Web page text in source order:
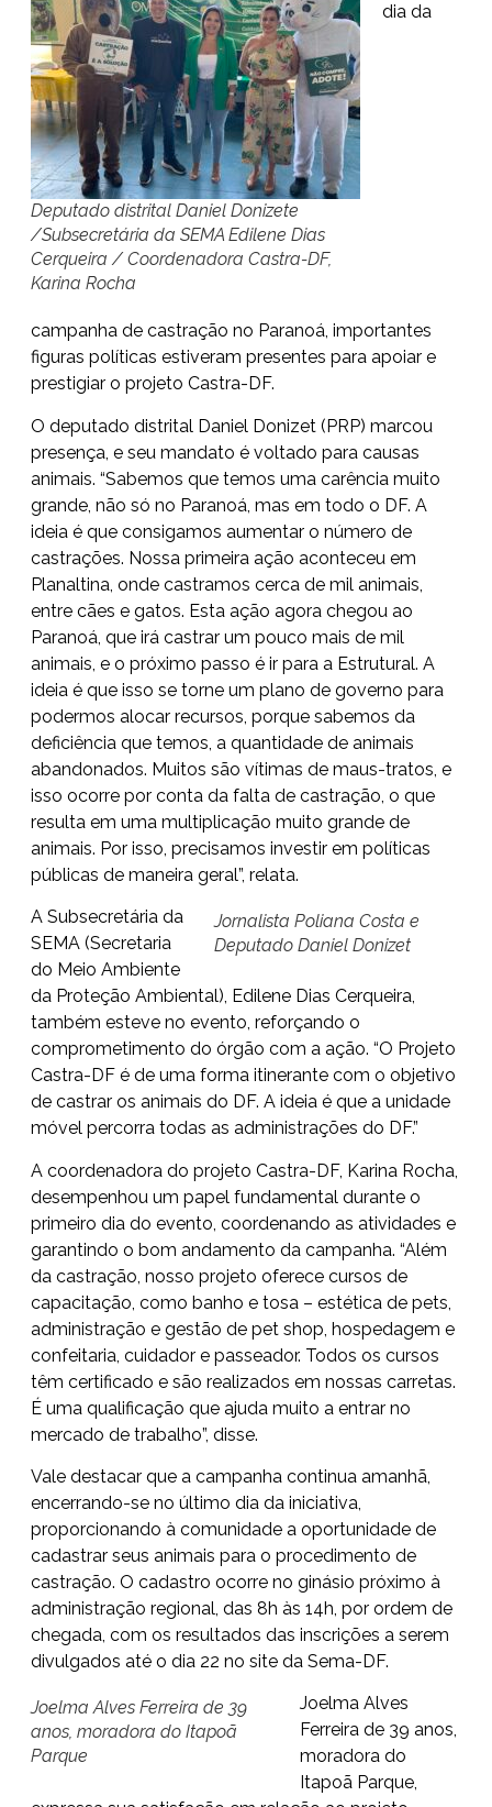
Deputado distrital Daniel Donizete
/Subsecretária da SEMA Edilene Dias
Cerqueira / Coordenadora Castra-DF,
Karina Rocha
dia da
campanha de castração no Paranoá, importantes
figuras políticas estiveram presentes para apoiar e
prestigiar o projeto Castra-DF.
O deputado distrital Daniel Donizet (PRP) marcou
presença, e seu mandato é voltado para causas
animais. “Sabemos que temos uma carência muito
grande, não só no Paranoá, mas em todo o DF. A
ideia é que consigamos aumentar o número de
castrações. Nossa primeira ação aconteceu em
Planaltina, onde castramos cerca de mil animais,
entre cães e gatos. Esta ação agora chegou ao
Paranoá, que irá castrar um pouco mais de mil
animais, e o próximo passo é ir para a Estrutural. A
ideia é que isso se torne um plano de governo para
podermos alocar recursos, porque sabemos da
deficiência que temos, a quantidade de animais
abandonados. Muitos são vítimas de maus-tratos, e
isso ocorre por conta da falta de castração, o que
resulta em uma multiplicação muito grande de
animais. Por isso, precisamos investir em políticas
públicas de maneira geral”, relata.
Jornalista Poliana Costa e
Deputado Daniel Donizet
A Subsecretária da
SEMA (Secretaria
do Meio Ambiente
da Proteção Ambiental), Edilene Dias Cerqueira,
também esteve no evento, reforçando o
comprometimento do órgão com a ação. “O Projeto
Castra-DF é de uma forma itinerante com o objetivo
de castrar os animais do DF. A ideia é que a unidade
móvel percorra todas as administrações do DF.”
A coordenadora do projeto Castra-DF, Karina Rocha,
desempenhou um papel fundamental durante o
primeiro dia do evento, coordenando as atividades e
garantindo o bom andamento da campanha. “Além
da castração, nosso projeto oferece cursos de
capacitação, como banho e tosa – estética de pets,
administração e gestão de pet shop, hospedagem e
confeitaria, cuidador e passeador. Todos os cursos
têm certificado e são realizados em nossas carretas.
É uma qualificação que ajuda muito a entrar no
mercado de trabalho”, disse.
Vale destacar que a campanha continua amanhã,
encerrando-se no último dia da iniciativa,
proporcionando à comunidade a oportunidade de
cadastrar seus animais para o procedimento de
castração. O cadastro ocorre no ginásio próximo à
administração regional, das 8h às 14h, por ordem de
chegada, com os resultados das inscrições a serem
divulgados até o dia 22 no site da Sema-DF.
Joelma Alves Ferreira de 39
anos, moradora do Itapoã
Parque
Joelma Alves
Ferreira de 39 anos,
moradora do
Itapoã Parque,